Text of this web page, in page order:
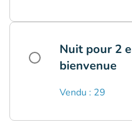
Nuit pour 2
bienvenue
Vendu : 29